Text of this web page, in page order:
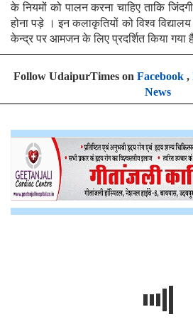
के नियमों को पालन करना चाहिए ताकि
होना पड़े । इन कलाकृतियों को विश्व विद्यालय
केन्द्र पर आमजन के लिए प्रदर्शित किया गया
Follow UdaipurTimes on Facebook,
News